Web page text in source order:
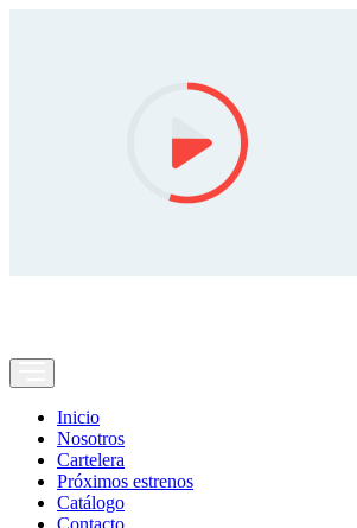
Inicio
Nosotros
Cartelera
Próximos estrenos
Catálogo
Contacto